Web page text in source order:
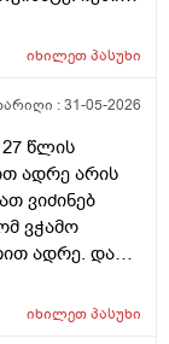
3 კვირაში,
რომ
შეატყოს მის
ვერ
ჩემს
არასდროს
დეფიციტი.
იხილეთპასუხი
:31-05-2026
წლის
ადრე არის
ვიძინებ
ვჭამო
ადრე. და
იხილეთპასუხი